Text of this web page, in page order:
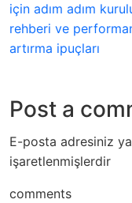
için adım adım
rehberi ve
artırma ipuçları
Post a
E-posta adresiniz
işaretlenmişlerdir
comments